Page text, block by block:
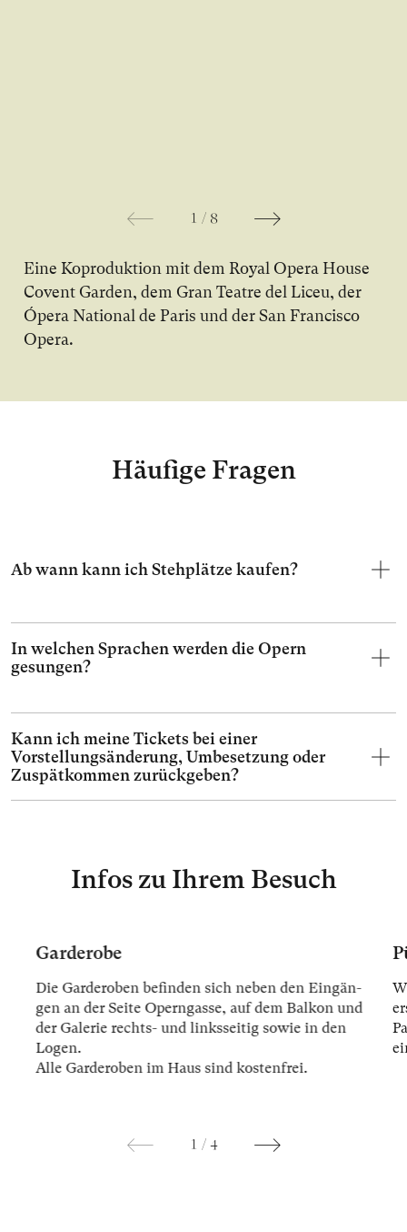
1 / 8
Ei­ne Ko­pro­duk­ti­on mit dem Royal Opera House
Covent Garden, dem Gran Teatre del Liceu, der
Ópera National de Paris und der San Francisco
Opera.
Häufige Fragen
Ab wann kann ich Stehplätze kaufen?
In welchen Sprachen werden die Opern
gesungen?
Kann ich meine Tickets bei einer
Vorstellungsänderung, Umbesetzung oder
Zuspätkommen zurückgeben?
Infos zu Ihrem Besuch
Garderobe
Die Gar­der­oben be­fin­den sich ne­ben den Ein­gän­
gen an der Sei­te Opern­gas­se, auf dem Bal­kon und
der Ga­le­rie rechts- und links­sei­tig so­wie in den
Lo­gen.
Alle Gar­der­oben im Haus sind kos­ten­frei.
1 / 4